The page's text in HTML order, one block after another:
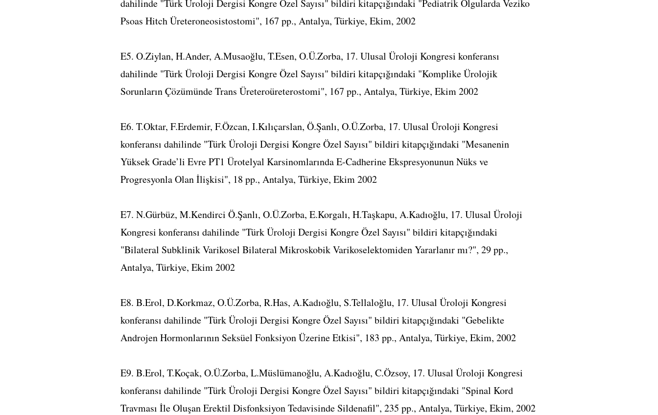
dahilinde "Türk Üroloji Dergisi Kongre Özel Sayısı" bildiri kitapçığındaki "Pediatrik Olgularda Veziko
Psoas Hitch Üreteroneosistostomi", 167 pp., Antalya, Türkiye, Ekim, 2002
E5. O.Ziylan, H.Ander, A.Musaoğlu, T.Esen, O.Ü.Zorba, 17. Ulusal Üroloji Kongresi konferansı
dahilinde "Türk Üroloji Dergisi Kongre Özel Sayısı" bildiri kitapçığındaki "Komplike Ürolojik
Sorunların Çözümünde Trans Üreteroüreterostomi", 167 pp., Antalya, Türkiye, Ekim 2002
E6. T.Oktar, F.Erdemir, F.Özcan, I.Kılıçarslan, Ö.Şanlı, O.Ü.Zorba, 17. Ulusal Üroloji Kongresi
konferansı dahilinde "Türk Üroloji Dergisi Kongre Özel Sayısı" bildiri kitapçığındaki "Mesanenin
Yüksek Grade’li Evre PT1 Ürotelyal Karsinomlarında E-Cadherine Ekspresyonunun Nüks ve
Progresyonla Olan İlişkisi", 18 pp., Antalya, Türkiye, Ekim 2002
E7. N.Gürbüz, M.Kendirci Ö.Şanlı, O.Ü.Zorba, E.Korgalı, H.Taşkapu, A.Kadıoğlu, 17. Ulusal Üroloji
Kongresi konferansı dahilinde "Türk Üroloji Dergisi Kongre Özel Sayısı" bildiri kitapçığındaki
"Bilateral Subklinik Varikosel Bilateral Mikroskobik Varikoselektomiden Yararlanır mı?", 29 pp.,
Antalya, Türkiye, Ekim 2002
E8. B.Erol, D.Korkmaz, O.Ü.Zorba, R.Has, A.Kadıoğlu, S.Tellaloğlu, 17. Ulusal Üroloji Kongresi
konferansı dahilinde "Türk Üroloji Dergisi Kongre Özel Sayısı" bildiri kitapçığındaki "Gebelikte
Androjen Hormonlarının Seksüel Fonksiyon Üzerine Etkisi", 183 pp., Antalya, Türkiye, Ekim, 2002
E9. B.Erol, T.Koçak, O.Ü.Zorba, L.Müslümanoğlu, A.Kadıoğlu, C.Özsoy, 17. Ulusal Üroloji Kongresi
konferansı dahilinde "Türk Üroloji Dergisi Kongre Özel Sayısı" bildiri kitapçığındaki "Spinal Kord
Travması İle Oluşan Erektil Disfonksiyon Tedavisinde Sildenafil", 235 pp., Antalya, Türkiye, Ekim, 2002